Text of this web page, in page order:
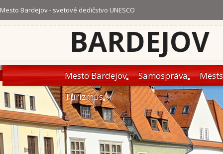
Mesto Bardejov - svetové dedičstvo UNESCO
BARDEJOV
Mesto Bardejov Samospráva
Turizmus